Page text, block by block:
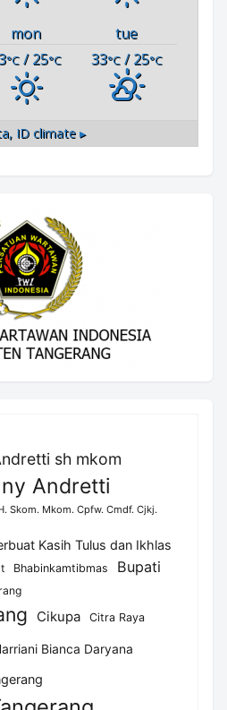
mon
tue
°C / 25°C 33°C/ 25°C
ID climate ▸
sh mkom
Andretti
Skom. Mkom. Cpfw. Cmdf. Cjkj.
Kasih Tulus dan Ikhlas
Bhabinkamtibmas Bupati
Cikupa Citra Raya
Bianca Daryana